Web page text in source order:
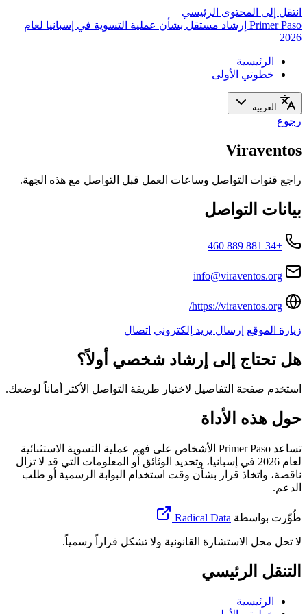
انتقل إلى المحتوى الرئيسي
Primer Paso إرشاد مستقل بشأن عملية التسوية في إسبانيا لعام
2026
الرئيسية
خطوتي الأولى
العربية
رجوع
Viraventos
راجع قنوات التواصل وساعات العمل قبل التواصل مع هذه الجهة.
بيانات التواصل
+34 881 889 460
info@viraventos.org
https://viraventos.org/
زيارة الموقع إرسال بريد إلكتروني اتصال
هل تحتاج إلى إرشاد شخصي أولاً؟
استخدم صفحة التفاصيل لاختيار طريقة التواصل الأكثر أماناً لوضعك.
حول هذه الأداة
تساعد Primer Paso الأشخاص على فهم عملية التسوية الاستثنائية
لعام 2026 في إسبانيا، وتحديد الوثائق أو المعلومات التي قد لا تزال
ناقصة، واتخاذ قرار بشأن وقت استخدام البوابة الرسمية أو طلب
الدعم.
طُوِّرت بواسطة Radical Data
لا تحل محل الاستشارة القانونية ولا تشكل قراراً رسمياً.
التنقل الرئيسي
الرئيسية